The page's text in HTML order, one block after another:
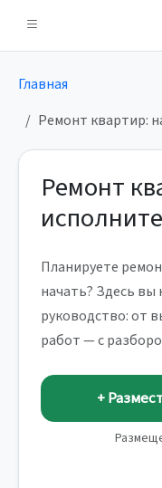
Главная
Ремонт квартир:
Ремонт
Планируете
начать? Здесь
руководство: от
работ — с
+